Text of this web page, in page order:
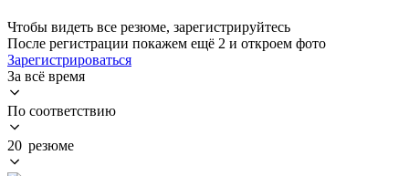
Чтобы видеть все резюме, зарегистрируйтесь
После регистрации покажем ещё 2 и откроем фото
Зарегистрироваться
За всё время
По соответствию
20 резюме